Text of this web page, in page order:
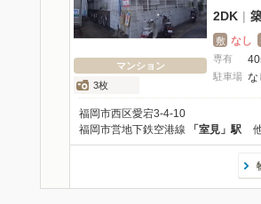
マンション
3枚
2DK |
敷 なし
専有
駐車場 な
福岡市西区愛宕3-4-10
福岡市営地下鉄空港線 「室見」駅